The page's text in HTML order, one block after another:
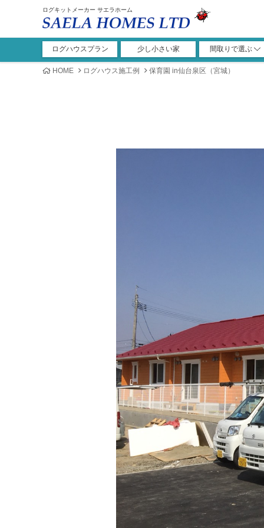
ログキットメーカー サエラホーム
ログハウスプラン 少し小さい家
間取りで選ぶ
1ROOM
1ROOM+ロフト
1LDK
1LDK+ロフト
2LDK
2LDK+ロフト
3LDK
3LDK+ロフト
4LDK
4LDK+ロフト
5LDK
ガレージ
その他
HOME
ログハウス施工例 保育園 in仙台泉区（宮城）